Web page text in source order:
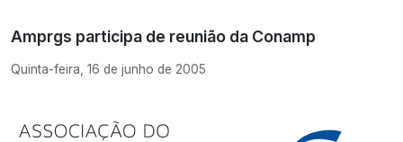
Amprgs participa de reunião da Conamp
Quinta-feira, 16 de junho de 2005